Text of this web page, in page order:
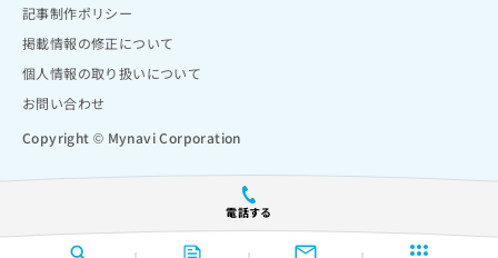
電話する
記事制作ポリシー
掲載情報の修正について
個人情報の取り扱いについて
お問い合わせ
Copyright © Mynavi Corporation